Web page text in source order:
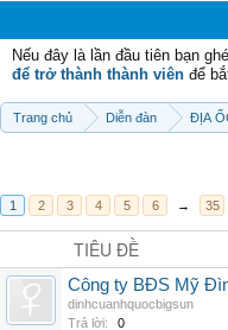
Nếu đây là lần đầu tiên bạn
để trở thành thành viên để
Trang chủ Diễn đàn ĐỊA
1 2 3 4 5 6 → 35
TIÊU ĐỀ
Công ty BĐS Mỹ
dinhcuanhquocbigsun
Trả lời:
0